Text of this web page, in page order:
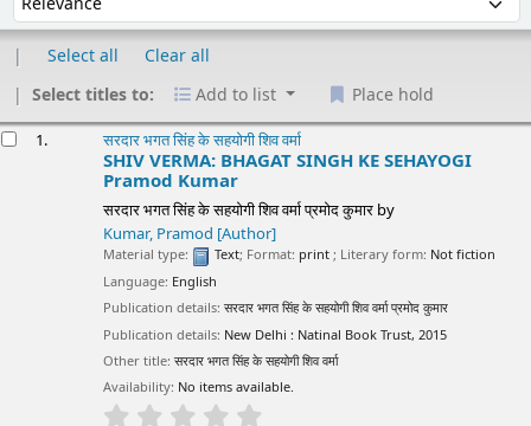
Select all
Clear all
Select titles to:
Add to list
Place hold
1. सरदार भगत सिंह के सहयोगी शिव वर्मा
SHIV VERMA: BHAGAT SINGH KE SEHAYOGI
Pramod Kumar
सरदार भगत सिंह के सहयोगी शिव वर्मा प्रमोद कुमार by
Kumar, Pramod [Author]
Material type: Text; Format: print; Literary form: Not fiction
Language: English
Publication details:सरदार भगत सिंह के सहयोगी शिव वर्मा प्रमोद कुमार
Publication details: New Delhi : Natinal Book Trust, 2015
Other title:सरदार भगत सिंह के सहयोगी शिव वर्मा
Availability: No items available.
star rating